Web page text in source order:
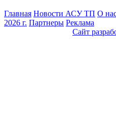
Главная Новости АСУ ТП О
2026 г. Партнеры Реклама
Сайт